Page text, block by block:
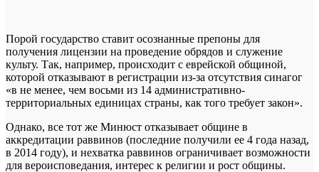
Порой государство ставит осознанные препоны для
получения лицензии на проведение обрядов и служение
культу. Так, например, происходит с еврейской общиной,
которой отказывают в регистрации из-за отсутствия синагог
«в не менее, чем восьми из 14 административно-
территориальных единицах страны, как того требует закон».
Однако, все тот же Минюст отказывает общине в
аккредитации раввинов (последние получили ее 4 года назад,
в 2014 году), и нехватка раввинов ограничивает возможности
для вероисповедания, интерес к религии и рост общины.